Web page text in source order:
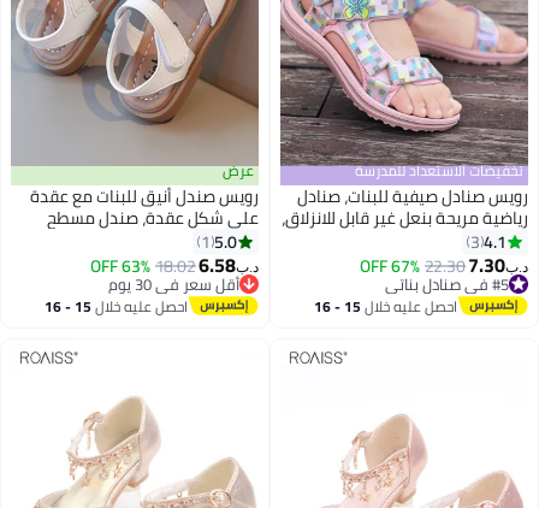
2
تخفيضات الاستعداد للمدرسة
رويس صنادل صيفية للبنات، صنادل
رياضية مريحة بنعل غير قابل للانزلاق،
أحذية شاطئ قابلة للتنفس خفيفة
الوزن للأطفال، مناسبة للأنشطة
الخارجية
4.1
3
د.ب‏7.30
22.30
67% OFF
#5 في صنادل بناتي
#5 في صنادل بناتي احصل عليه خلال 15 - 16
عرض
رويس صندل أنيق للبنات مع عقدة
على شكل عقدة، صندل مسطح
مفتوح من الأمام مفتوح من الأمام
وأحذية صيفية كاجوال بنعل ثابت
مقاوم للانزلاق، مناسب لحفلات
الزفاف، أو الارتداء اليومي أو
5.0
1
د.ب‏6.58
18.02
63% OFF
أقل سعر في 30 يوم
أقل سعر في 30 يوماحصل عليه خلال 15 - 16